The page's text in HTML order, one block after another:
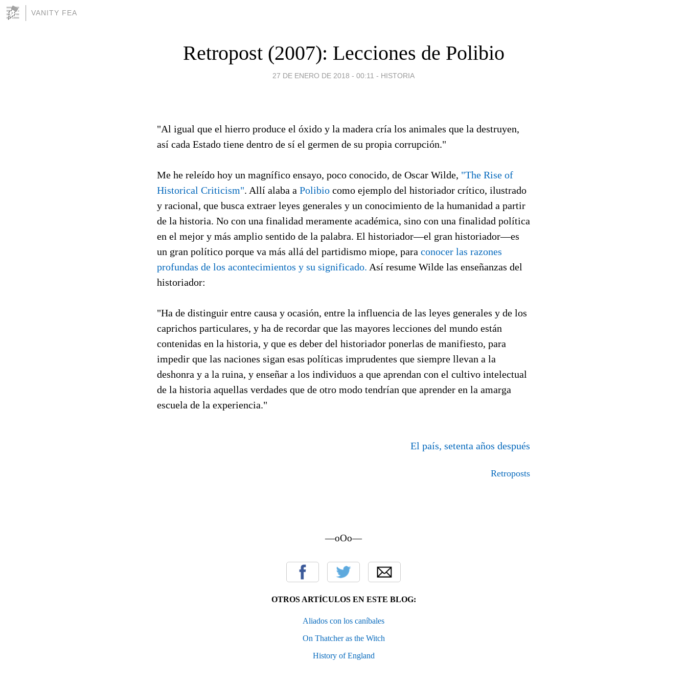
VANITY FEA
Retropost (2007): Lecciones de Polibio
27 DE ENERO DE 2018 - 00:11 - HISTORIA
"Al igual que el hierro produce el óxido y la madera cría los animales que la destruyen,
así cada Estado tiene dentro de sí el germen de su propia corrupción."
Me he releído hoy un magnífico ensayo, poco conocido, de Oscar Wilde, "The Rise of
Historical Criticism". Allí alaba a Polibio como ejemplo del historiador crítico, ilustrado
y racional, que busca extraer leyes generales y un conocimiento de la humanidad a partir
de la historia. No con una finalidad meramente académica, sino con una finalidad política
en el mejor y más amplio sentido de la palabra. El historiador—el gran historiador—es
un gran político porque va más allá del partidismo miope, para conocer las razones
profundas de los acontecimientos y su significado. Así resume Wilde las enseñanzas del
historiador:
"Ha de distinguir entre causa y ocasión, entre la influencia de las leyes generales y de los
caprichos particulares, y ha de recordar que las mayores lecciones del mundo están
contenidas en la historia, y que es deber del historiador ponerlas de manifiesto, para
impedir que las naciones sigan esas políticas imprudentes que siempre llevan a la
deshonra y a la ruina, y enseñar a los individuos a que aprendan con el cultivo intelectual
de la historia aquellas verdades que de otro modo tendrían que aprender en la amarga
escuela de la experiencia."
El país, setenta años después
Retroposts
—oOo—
OTROS ARTÍCULOS EN ESTE BLOG:
Aliados con los caníbales
On Thatcher as the Witch
History of England